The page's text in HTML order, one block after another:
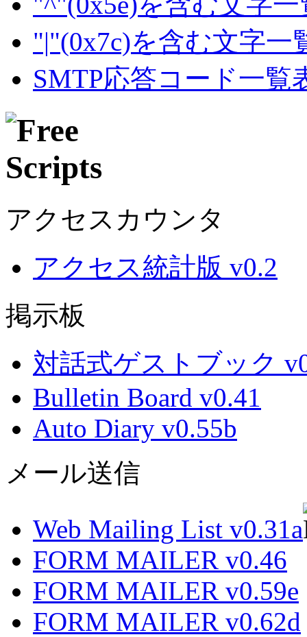
"|"(0x7c)を含む文字一
SMTP応答コード一覧
アクセスカウンタ
アクセス統計版 v0.2
掲示板
対話式ゲストブック
Bulletin Board v0.41
Auto Diary v0.55b
メール送信
Web Mailing List v0.31a
FORM MAILER v0.46
FORM MAILER v0.59e
FORM MAILER v0.62d